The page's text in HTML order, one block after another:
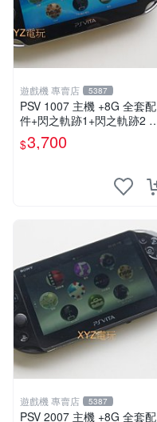
遊戲機 專賣店 5387
PSV 1007 主機 +8G 全套配
件+閃之軌跡1+閃之軌跡2 保
修一年 品質有保障
$3,700
遊戲機 專賣店 5387
PSV 2007 主機 +8G 全套配